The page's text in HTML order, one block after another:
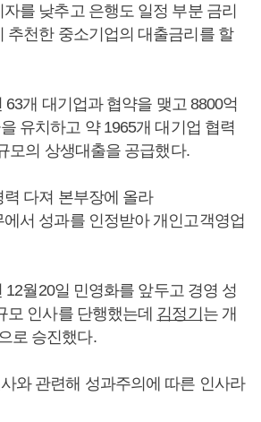
를 낮추고 은행도 일정 부분 금리
추천한 중소기업의 대출금리를 할
63개 대기업과 협약을 맺고 8800억
유치하고 약 1965개 대기업 협력
모의 상생대출을 공급했다.
다져 본부장에 올라
에서 성과를 인정받아 개인고객영업
12월20일 민영화를 앞두고 경영 성
모 인사를 단행했는데 김정기는 개
로 승진했다.
와 관련해 성과주의에 따른 인사라